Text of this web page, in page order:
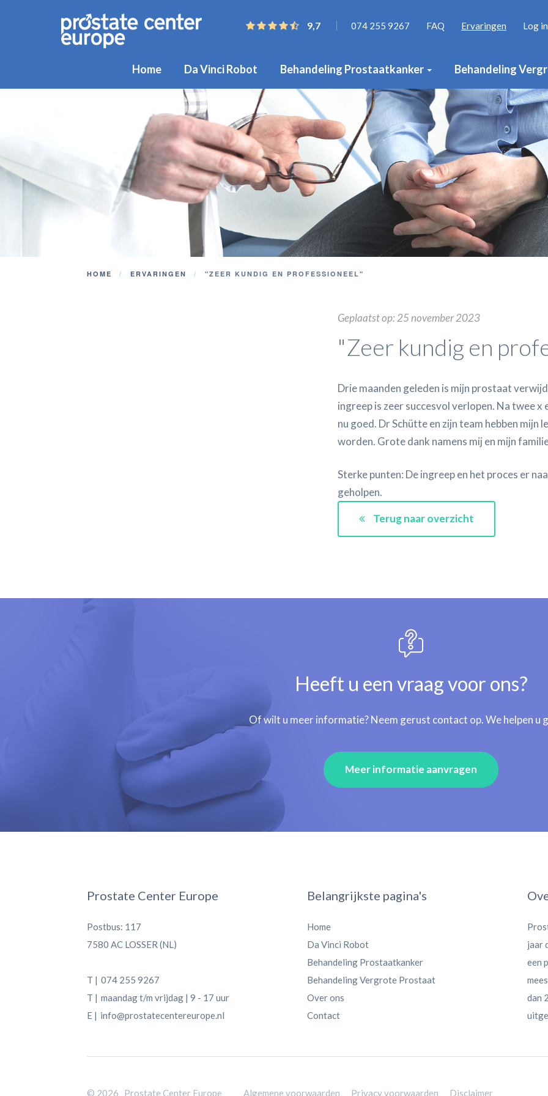
9,7 074 255 9267 FAQ Ervaringen Log in
Home Da Vinci Robot Behandeling Prostaatkanker Behandeling
HOME ERVARINGEN "ZEER KUNDIG EN PROFESSIONEEL"
Geplaatst op: 25 november 2023
"Zeer kundig en
Drie maanden geleden is mijn prostaat
ingreep is zeer succesvol verlopen. Na twee
nu goed. Dr Schütte en zijn team hebben mijn
worden. Grote dank namens mij en mijn
Sterke punten: De ingreep en het proces er
geholpen.
Terug naar overzicht
Heeft u een vraag voor ons?
Of wilt u meer informatie? Neem gerust contact op. We helpen u
Meer informatie aanvragen
Prostate Center Europe
Postbus: 117
7580 AC LOSSER (NL)
T | 074 255 9267
T | maandag t/m vrijdag | 9 - 17 uur
E | info@prostatecentereurope.nl
Belangrijkste pagina's
Home
Da Vinci Robot
Behandeling Prostaatkanker
Behandeling Vergrote Prostaat
Over ons
Contact
jaar
een
dan
© 2026 Prostate Center Europe Algemene voorwaarden Privacy voorwaarden Disclaimer